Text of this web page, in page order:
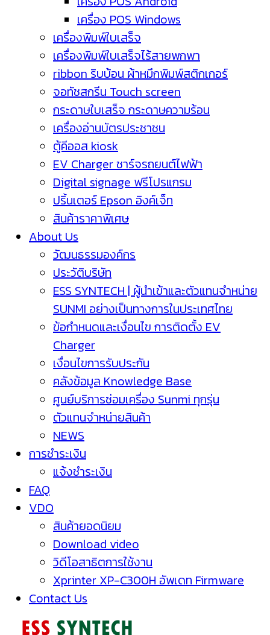
เครื่อง POS Windows
เครื่องพิมพ์ใบเสร็จ
เครื่องพิมพ์ใบเสร็จไร้สายพกพา
ribbon ริบบ้อน ผ้าหมึกพิมพ์สติกเกอร์
จอทัชสกรีน Touch screen
กระดาษใบเสร็จ กระดาษความร้อน
เครื่องอ่านบัตรประชาชน
ตู้คีออส kiosk
EV Charger ชาร์จรถยนต์ไฟฟ้า
Digital signage ฟรีโปรแกรม
ปริ้นเตอร์ Epson อิงค์เจ็ท
สินค้าราคาพิเศษ
About Us
วัฒนธรรมองค์กร
ประวัติบริษัท
ESS SYNTECH | ผู้นำเข้าและตัวแทนจำหน่าย
SUNMI อย่างเป็นทางการในประเทศไทย
ข้อกำหนดและเงื่อนไข การติดตั้ง EV
Charger
เงื่อนไขการรับประกัน
คลังข้อมูล Knowledge Base
ศูนย์บริการซ่อมเครื่อง Sunmi ทุกรุ่น
ตัวแทนจำหน่ายสินค้า
NEWS
การชำระเงิน
แจ้งชำระเงิน
FAQ
VDO
สินค้ายอดนิยม
Download video
วิดีโอสาธิตการใช้งาน
Xprinter XP-C300H อัพเดท Firmware
Contact Us